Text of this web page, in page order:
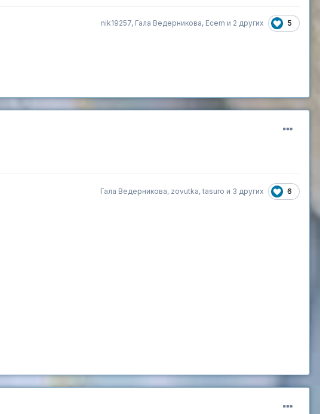
nik19257, Гала Ведерникова, Ecem и 2 других 5
Гала Ведерникова, zovutka, tasuro и 3 других 6